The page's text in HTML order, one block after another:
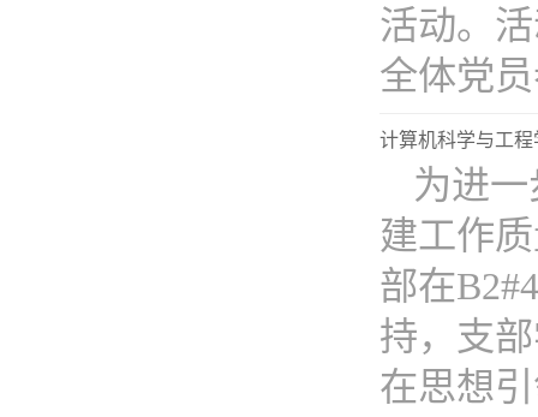
活动。
全体党
计算机科学与工
为进
建工作
部在
持，支
在思想